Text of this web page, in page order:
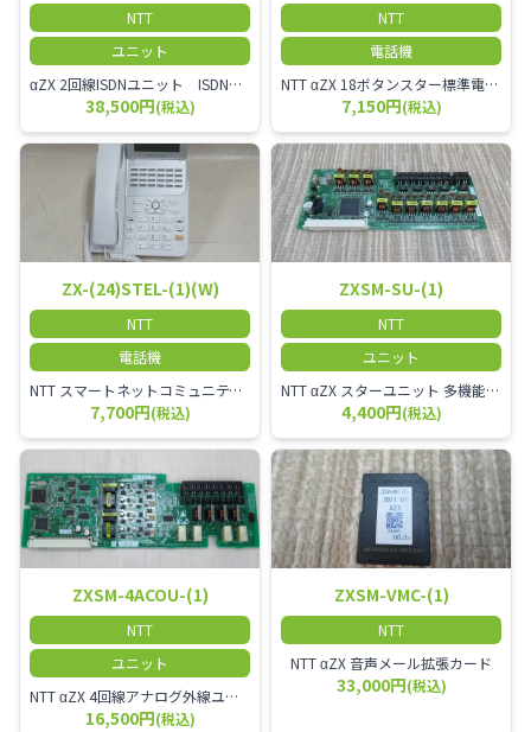
NTT
ユニット
αZX 2回線ISDNユニット ISDN回線を2本収容可能です。
38,500円(税込)
NTT
電話機
NTT αZX 18ボタンスター標準電話機(白)
7,150円(税込)
ZX-(24)STEL-(1)(W)
NTT
電話機
NTT スマートネットコミュニティαZX 24ボタンスター標準電話機
7,700円(税込)
ZXSM-SU-(1)
NTT
ユニット
NTT αZX スターユニット 多機能電話機ユニット
4,400円(税込)
ZXSM-4ACOU-(1)
NTT
ユニット
NTT αZX 4回線アナログ外線ユニット アナログ4ch収容ユニット
16,500円(税込)
ZXSM-VMC-(1)
NTT
NTT αZX 音声メール拡張カード
33,000円(税込)